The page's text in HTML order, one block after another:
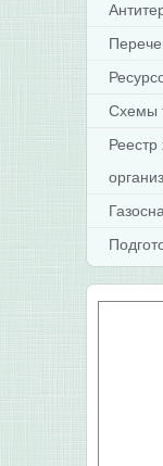
Схемы
Реестр